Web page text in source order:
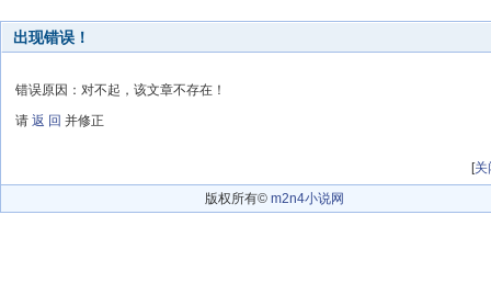
出现错误！
错误原因：对不起，该文章不存在！
请 返 回 并修正
[关
版权所有© m2n4小说网